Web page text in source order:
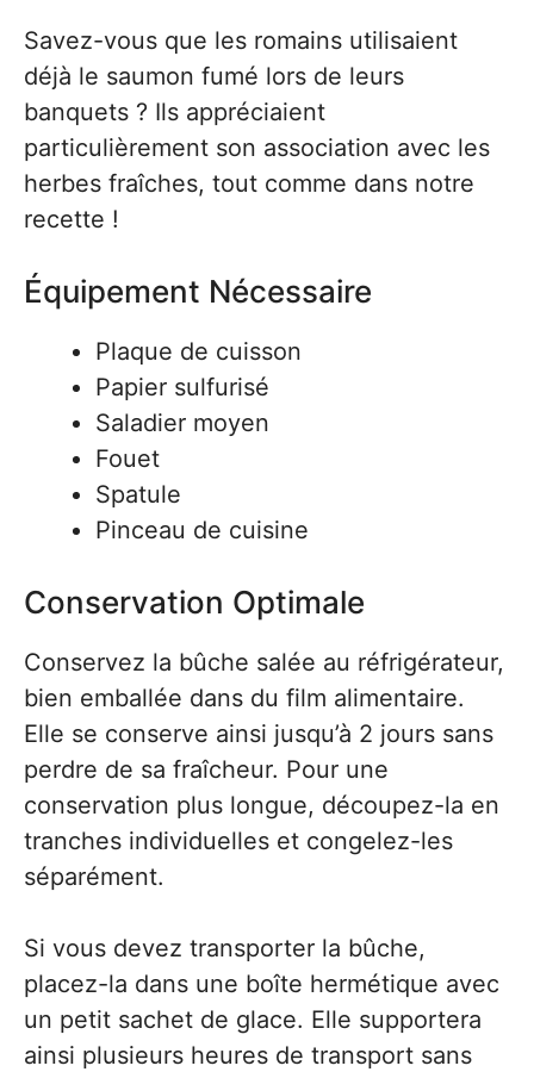
Savez-vous que les romains utilisaient
déjà le saumon fumé lors de leurs
banquets ? Ils appréciaient
particulièrement son association avec les
herbes fraîches, tout comme dans notre
recette !
Équipement Nécessaire
Plaque de cuisson
Papier sulfurisé
Saladier moyen
Fouet
Spatule
Pinceau de cuisine
Conservation Optimale
Conservez la bûche salée au réfrigérateur,
bien emballée dans du film alimentaire.
Elle se conserve ainsi jusqu’à 2 jours sans
perdre de sa fraîcheur. Pour une
conservation plus longue, découpez-la en
tranches individuelles et congelez-les
séparément.
Si vous devez transporter la bûche,
placez-la dans une boîte hermétique avec
un petit sachet de glace. Elle supportera
ainsi plusieurs heures de transport sans